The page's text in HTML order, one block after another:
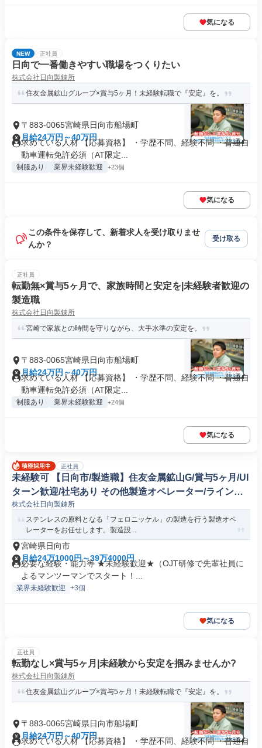
気になる
NEW 正社員
日向で一番働きやすい職場をつくりたい
株式会社日向製錬所
住友金属鉱山グループ×賞与5ヶ月！未経験転職で『安定』を。
〒883-0065宮崎県日向市船場町
月給24万円～40万円
求めている人材 【応募資格】 ・学歴不問、経験不問 ・普通自
動車運転免許必須（AT限定...
制服あり 業界未経験歓迎 +23個
気になる
この条件を保存して、新着求人を受け取りませ
んか？
受け取る
正社員
転勤無×賞与5ヶ月で、家族時間と安定を|未経験者歓迎の
製造職
株式会社日向製錬所
宮崎で家族との時間を守りながら、大手水準の安定を。
〒883-0065宮崎県日向市船場町
月給24万円～40万円
求めている人材 【応募資格】 ・学歴不問、経験不問 ・普通自
動車運転免許必須（AT限定...
制服あり 業界未経験歓迎 +24個
気になる
正社員
未経験可 【日向市/製造職】住友金属鉱山G/賞与5ヶ月/UI
ターン歓迎/社宅あり その他製造オペレーター/ラインマ
ネージャー(機械/電気/電子製品専門職)
株式会社日向製錬所
ステンレスの原料となる「フェロニッケル」の製造を行う製造オペ
レーターをお任せします。製造設...
宮崎県日向市
月給24万1000円～39万4000円
必要な経験・能力等 ★未経験歓迎★（OJT研修で先輩社員に
よるマンツーマンでスタート！...
業界未経験歓迎 +3個
気になる
正社員
転勤なし×賞与5ヶ月|未経験から安定を掴みませんか?
株式会社日向製錬所
住友金属鉱山グループ×賞与5ヶ月！未経験転職で『安定』を。
〒883-0065宮崎県日向市船場町
月給24万円～40万円
求めている人材 【応募資格】 ・学歴不問、経験不問 ・普通自